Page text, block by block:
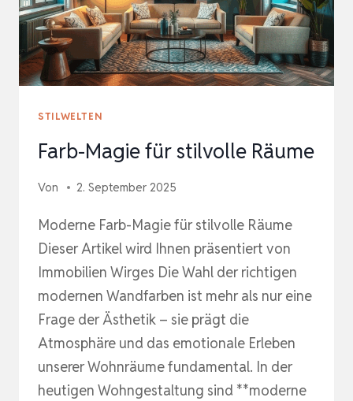
STILWELTEN
Farb-Magie für stilvolle Räume
Von 2. September 2025
Moderne Farb-Magie für stilvolle Räume
Dieser Artikel wird Ihnen präsentiert von
Immobilien Wirges Die Wahl der richtigen
modernen Wandfarben ist mehr als nur eine
Frage der Ästhetik – sie prägt die
Atmosphäre und das emotionale Erleben
unserer Wohnräume fundamental. In der
heutigen Wohngestaltung sind **moderne